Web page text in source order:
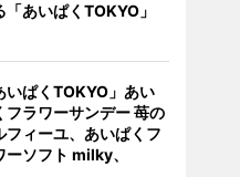
「あいぱくTOKYO」
いぱくTOKYO」あい
フラワーサンデー 苺の
フィーユ、あいぱくフ
ーソフト milky、